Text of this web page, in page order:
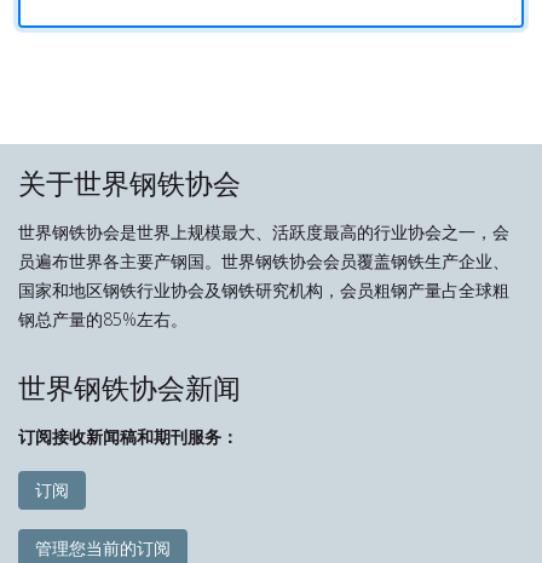
关于世界钢铁协会
世界钢铁协会是世界上规模最大、活跃度最高的行业协会之一，会
员遍布世界各主要产钢国。世界钢铁协会会员覆盖钢铁生产企业、
国家和地区钢铁行业协会及钢铁研究机构，会员粗钢产量占全球粗
钢总产量的85%左右。
世界钢铁协会新闻
订阅接收新闻稿和期刊服务：
订阅
管理您当前的订阅